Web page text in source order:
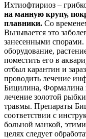
Ихтиофтириоз –
на манную крупу,
плавники. Со
Вызывается это
занесенными
оборудование,
поместить его в
отбыл карантин и
проводить лечение
Бицилина, Формалина
лечение золотой
травмы. Препараты
соответствии с
больной манкой,
целях следует